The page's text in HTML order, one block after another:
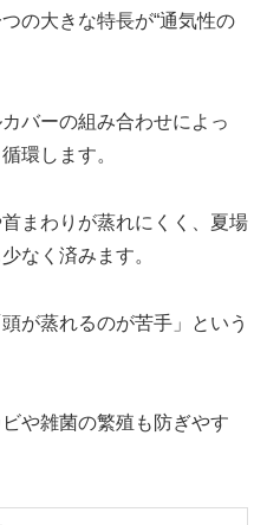
の大きな特長が“通気性の
バーの組み合わせによっ
環します。
まわりが蒸れにくく、夏場
なく済みます。
が蒸れるのが苦手」という
や雑菌の繁殖も防ぎやす